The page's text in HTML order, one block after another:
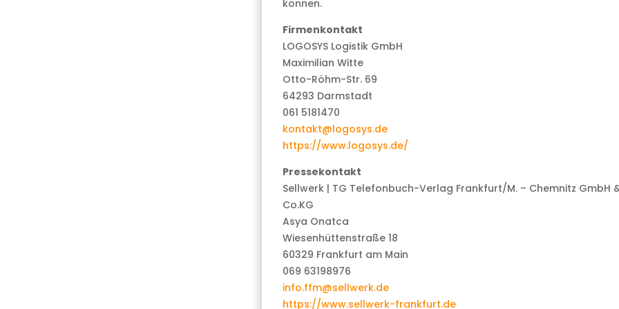
können.
Firmenkontakt
LOGOSYS Logistik GmbH
Maximilian Witte
Otto-Röhm-Str. 69
64293 Darmstadt
061 5181470
kontakt@logosys.de
https://www.logosys.de/
Pressekontakt
Sellwerk | TG Telefonbuch-Verlag Frankfurt/M. – Chemnitz GmbH
Co.KG
Asya Onatca
Wiesenhüttenstraße 18
60329 Frankfurt am Main
069 63198976
info.ffm@sellwerk.de
https://www.sellwerk-frankfurt.de